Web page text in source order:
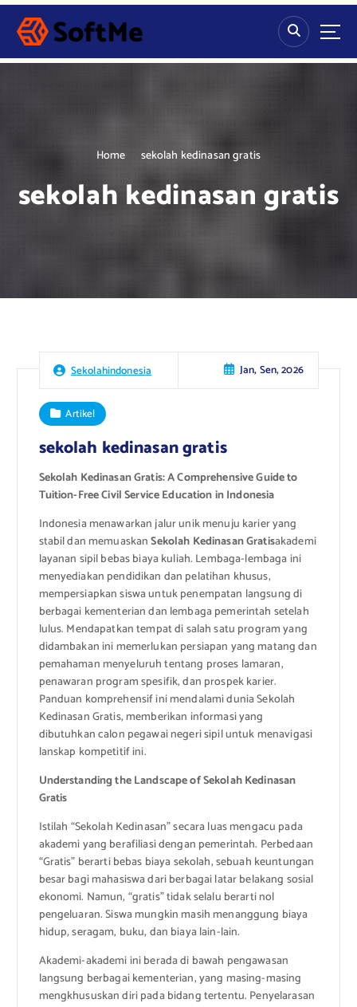
S
p
Home sekolah kedinasan gratis
sekolah kedinasan gratis
Sekolahindonesia Jan, Sen, 2026
Artikel
sekolah kedinasan gratis
Sekolah Kedinasan Gratis: A Comprehensive Guide to
Tuition-Free Civil Service Education in Indonesia
Indonesia menawarkan jalur unik menuju karier yang
stabil dan memuaskanSekolah Kedinasan Gratisakademi
layanan sipil bebas biaya kuliah. Lembaga-lembaga ini
menyediakan pendidikan dan pelatihan khusus,
mempersiapkan siswa untuk penempatan langsung di
berbagai kementerian dan lembaga pemerintah setelah
lulus. Mendapatkan tempat di salah satu program yang
didambakan ini memerlukan persiapan yang matang dan
pemahaman menyeluruh tentang proses lamaran,
penawaran program spesifik, dan prospek karier.
Panduan komprehensif ini mendalami dunia Sekolah
Kedinasan Gratis, memberikan informasi yang
dibutuhkan calon pegawai negeri sipil untuk menavigasi
lanskap kompetitif ini.
Understanding the Landscape of Sekolah Kedinasan
Gratis
Istilah “Sekolah Kedinasan” secara luas mengacu pada
akademi yang berafiliasi dengan pemerintah. Perbedaan
“Gratis” berarti bebas biaya sekolah, sebuah keuntungan
besar bagi mahasiswa dari berbagai latar belakang sosial
ekonomi. Namun, “gratis” tidak selalu berarti nol
pengeluaran. Siswa mungkin masih menanggung biaya
hidup, seragam, buku, dan biaya lain-lain.
Akademi-akademi ini berada di bawah pengawasan
langsung berbagai kementerian, yang masing-masing
mengkhususkan diri pada bidang tertentu. Penyelarasan